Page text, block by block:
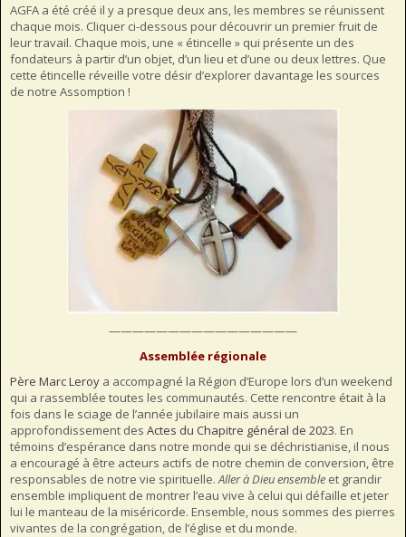
AGFA a été créé il y a presque deux ans, les membres se réunissent
chaque mois. Cliquer ci-dessous pour découvrir un premier fruit de
leur travail. Chaque mois, une « étincelle » qui présente un des
fondateurs à partir d’un objet, d’un lieu et d’une ou deux lettres. Que
cette étincelle réveille votre désir d’explorer davantage les sources
de notre Assomption !
————————————————
Assemblée régionale
Père Marc Leroy a accompagné la Région d’Europe lors d’un weekend
qui a rassemblée toutes les communautés. Cette rencontre était à la
fois dans le sciage de l’année jubilaire mais aussi un
approfondissement des Actes du Chapitre général de 2023. En
témoins d’espérance dans notre monde qui se déchristianise, il nous
a encouragé à être acteurs actifs de notre chemin de conversion, être
responsables de notre vie spirituelle.Aller à Dieu ensemble et grandir
ensemble impliquent de montrer l’eau vive à celui qui défaille et jeter
lui le manteau de la miséricorde. Ensemble, nous sommes des pierres
vivantes de la congrégation, de l’église et du monde.